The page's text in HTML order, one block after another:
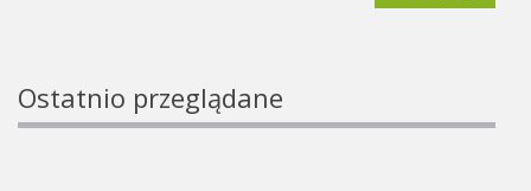
Ostatnio przeglądane